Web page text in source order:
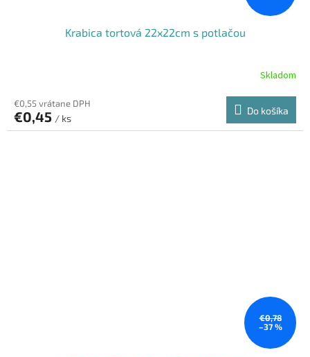
Krabica tortová 22x22cm s potlačou
Skladom
€0,55 vrátane DPH
€0,45 / ks
Do košíka
€0,78
–37 %